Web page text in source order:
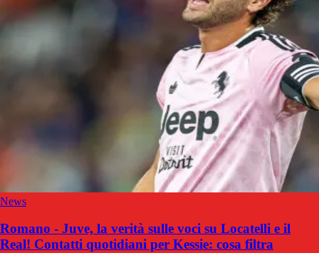
News
Romano - Juve, la verità sulle voci su Locatelli e il
Real! Contatti quotidiani per Kessie: cosa filtra